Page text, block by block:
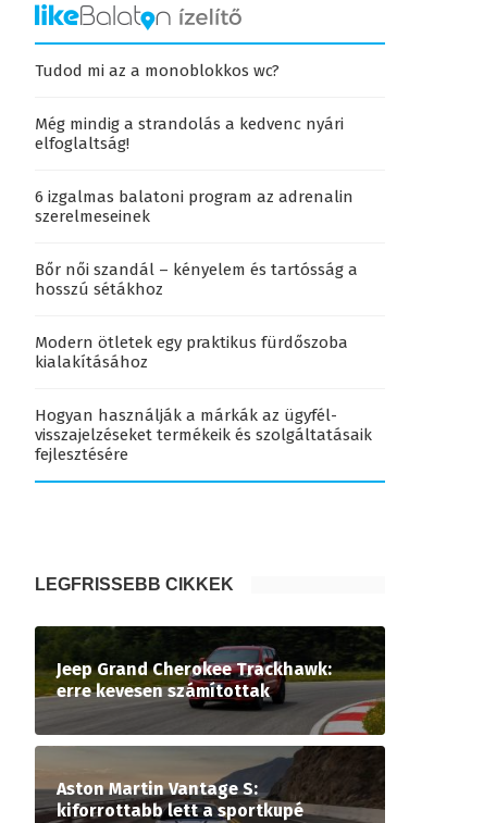
Tudod mi az a monoblokkos wc?
Még mindig a strandolás a kedvenc nyári
elfoglaltság!
6 izgalmas balatoni program az adrenalin
szerelmeseinek
Bőr női szandál – kényelem és tartósság a
hosszú sétákhoz
Modern ötletek egy praktikus fürdőszoba
kialakításához
Hogyan használják a márkák az ügyfél-
visszajelzéseket termékeik és szolgáltatásaik
fejlesztésére
LEGFRISSEBB CIKKEK
Jeep Grand Cherokee Trackhawk:
erre kevesen számítottak
Aston Martin Vantage S:
kiforrottabb lett a sportkupé